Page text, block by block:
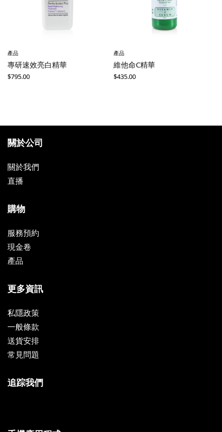
產品
專研速效亮白精華
$795.00
產品
維他命C精華
$435.00
關於公司
關於我們
直播
購物
服務預約
現金卷
產品
更多資訊
私隱政策
一般條款
送貨安排
常見問題
追踪我們